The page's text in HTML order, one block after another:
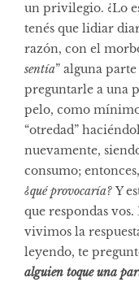
un privilegio. ¿Lo
tenés que lidiar
razón, con el
sentía” alguna
preguntarle a una
pelo, como
“otredad”
nuevamente,
consumo;
¿qué provocaría? Y
que respondas
vivimos la
leyendo, te
alguien toque una